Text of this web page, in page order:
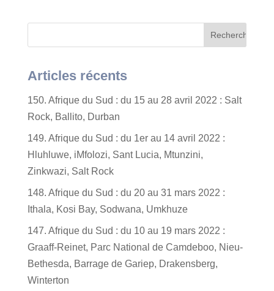
Articles récents
150. Afrique du Sud : du 15 au 28 avril 2022 : Salt
Rock, Ballito, Durban
149. Afrique du Sud : du 1er au 14 avril 2022 :
Hluhluwe, iMfolozi, Sant Lucia, Mtunzini,
Zinkwazi, Salt Rock
148. Afrique du Sud : du 20 au 31 mars 2022 :
Ithala, Kosi Bay, Sodwana, Umkhuze
147. Afrique du Sud : du 10 au 19 mars 2022 :
Graaff-Reinet, Parc National de Camdeboo, Nieu-
Bethesda, Barrage de Gariep, Drakensberg,
Winterton